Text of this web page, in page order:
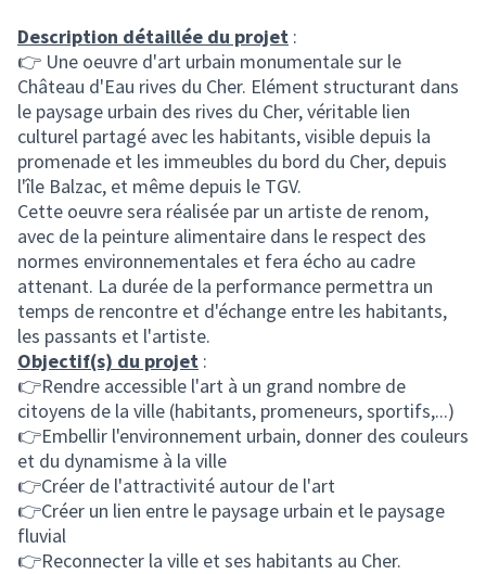
Description détaillée du projet :
👉 Une oeuvre d'art urbain monumentale sur le
Château d'Eau rives du Cher. Elément structurant dans
le paysage urbain des rives du Cher, véritable lien
culturel partagé avec les habitants, visible depuis la
promenade et les immeubles du bord du Cher, depuis
l'île Balzac, et même depuis le TGV.
Cette oeuvre sera réalisée par un artiste de renom,
avec de la peinture alimentaire dans le respect des
normes environnementales et fera écho au cadre
attenant. La durée de la performance permettra un
temps de rencontre et d'échange entre les habitants,
les passants et l'artiste.
Objectif(s) du projet :
👉Rendre accessible l'art à un grand nombre de
citoyens de la ville (habitants, promeneurs, sportifs,...)
👉Embellir l'environnement urbain, donner des couleurs
et du dynamisme à la ville
👉Créer de l'attractivité autour de l'art
👉Créer un lien entre le paysage urbain et le paysage
fluvial
👉Reconnecter la ville et ses habitants au Cher.